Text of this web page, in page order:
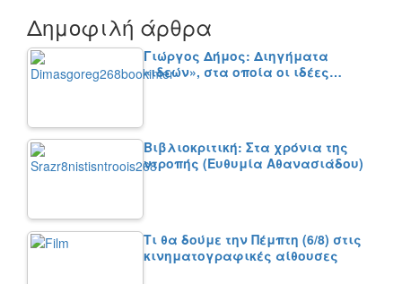
Δημοφιλή άρθρα
Γιώργος Δήμος: Διηγήματα
«ιδεών», στα οποία οι ιδέες…
Βιβλιοκριτική: Στα χρόνια της
ντροπής (Ευθυμία Αθανασιάδου)
Τι θα δούμε την Πέμπτη (6/8) στις
κινηματογραφικές αίθουσες